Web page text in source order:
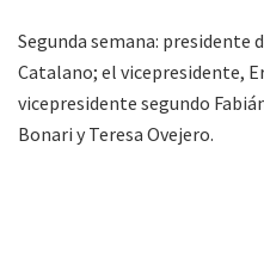
Segunda semana:
Catalano; el vicepresidente,
vicepresidente segundo
Bonari y Teresa Ovejero.